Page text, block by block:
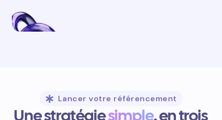
Lancer votre référencement
Une stratégiesimple, en trois